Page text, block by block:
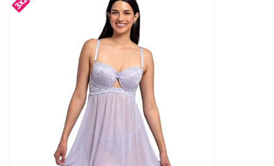
información